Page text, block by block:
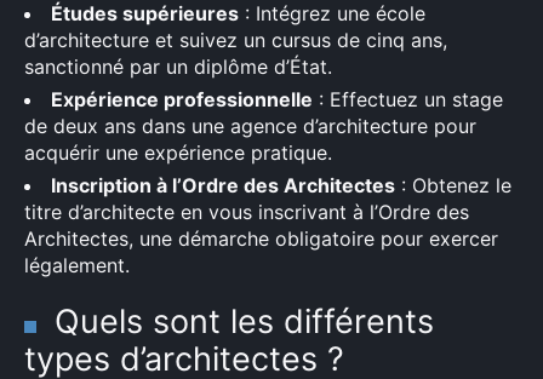
Études supérieures : Intégrez une école
d’architecture et suivez un cursus de cinq ans,
sanctionné par un diplôme d’État.
Expérience professionnelle : Effectuez un stage
de deux ans dans une agence d’architecture pour
acquérir une expérience pratique.
Inscription à l’Ordre des Architectes : Obtenez le
titre d’architecte en vous inscrivant à l’Ordre des
Architectes, une démarche obligatoire pour exercer
légalement.
Quels sont les différents
types d’architectes ?